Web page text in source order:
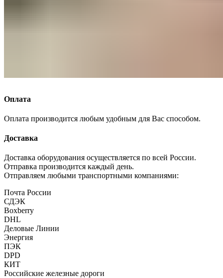
Оплата
Оплата производится любым удобным для Вас способом.
Доставка
Доставка оборудования осуществляется по всей России.
Отправка производится каждый день.
Отправляем любыми транспортными компаниями:
Почта России
СДЭК
Boxberry
DHL
Деловые Линии
Энергия
ПЭК
DPD
КИТ
Российские железные дороги